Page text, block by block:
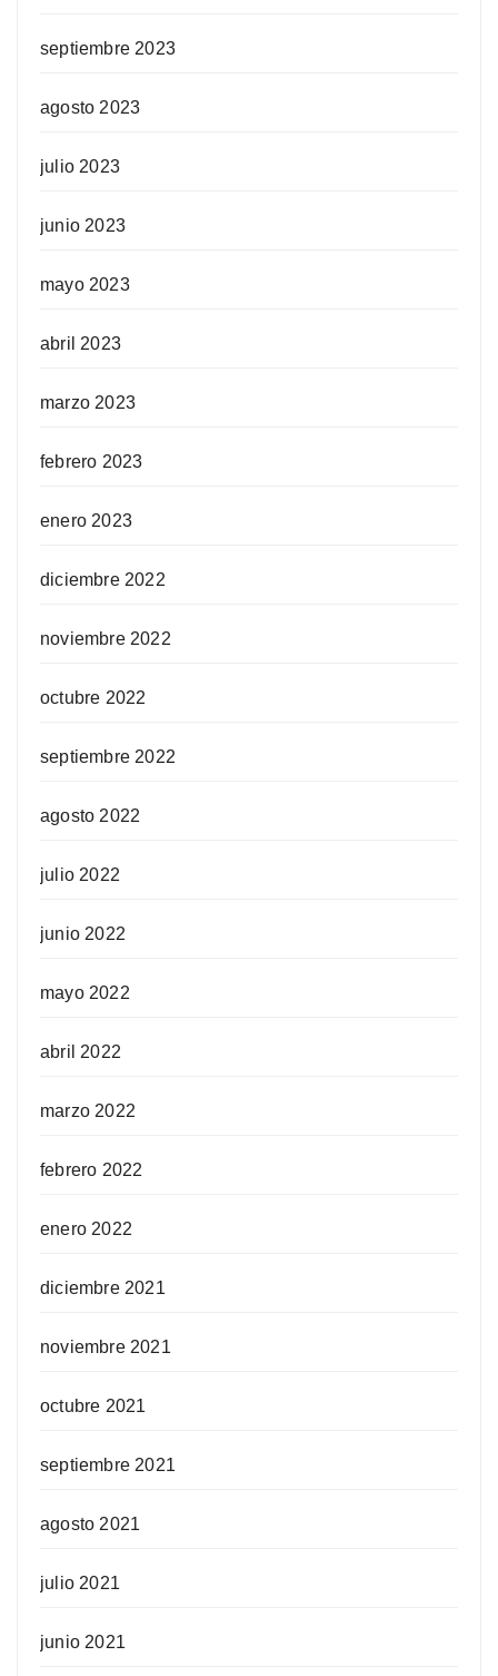
septiembre 2023
agosto 2023
julio 2023
junio 2023
mayo 2023
abril 2023
marzo 2023
febrero 2023
enero 2023
diciembre 2022
noviembre 2022
octubre 2022
septiembre 2022
agosto 2022
julio 2022
junio 2022
mayo 2022
abril 2022
marzo 2022
febrero 2022
enero 2022
diciembre 2021
noviembre 2021
octubre 2021
septiembre 2021
agosto 2021
julio 2021
junio 2021